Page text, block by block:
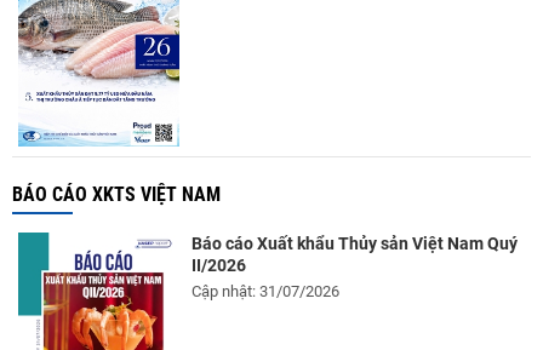
BÁO CÁO XKTS VIỆT NAM
Báo cáo Xuất khẩu Thủy sản Việt Nam Quý
II/2026
Cập nhật: 31/07/2026